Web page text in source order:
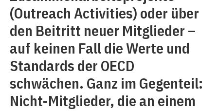
(Outreach Activities) oder über
den Beitritt neuer Mitglieder –
auf keinen Fall die Werte und
Standards der OECD
schwächen. Ganz im Gegenteil:
Nicht-Mitglieder, die an einem